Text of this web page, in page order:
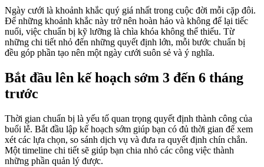
Ngày cưới là khoảnh khắc quý giá nhất trong cuộc đời mỗi cặp đôi.
Để những khoảnh khắc này trở nên hoàn hảo và không để lại tiếc
nuối, việc chuẩn bị kỹ lưỡng là chìa khóa không thể thiếu. Từ
những chi tiết nhỏ đến những quyết định lớn, mỗi bước chuẩn bị
đều góp phần tạo nên một ngày cưới suôn sẻ và ý nghĩa.
Bắt đầu lên kế hoạch sớm 3 đến 6 tháng
trước
Thời gian chuẩn bị là yếu tố quan trọng quyết định thành công của
buổi lễ. Bắt đầu lập kế hoạch sớm giúp bạn có đủ thời gian để xem
xét các lựa chọn, so sánh dịch vụ và đưa ra quyết định chín chắn.
Một timeline chi tiết sẽ giúp bạn chia nhỏ các công việc thành
những phần quản lý được.